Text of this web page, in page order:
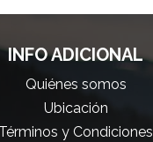
INFO ADICIONAL
Quiénes somos
Ubicación
Términos y Condiciones